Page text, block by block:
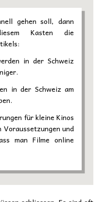
gehen soll, dann
Kasten die
in der Schweiz
in der Schweiz am
für kleine Kinos
und
man Filme online